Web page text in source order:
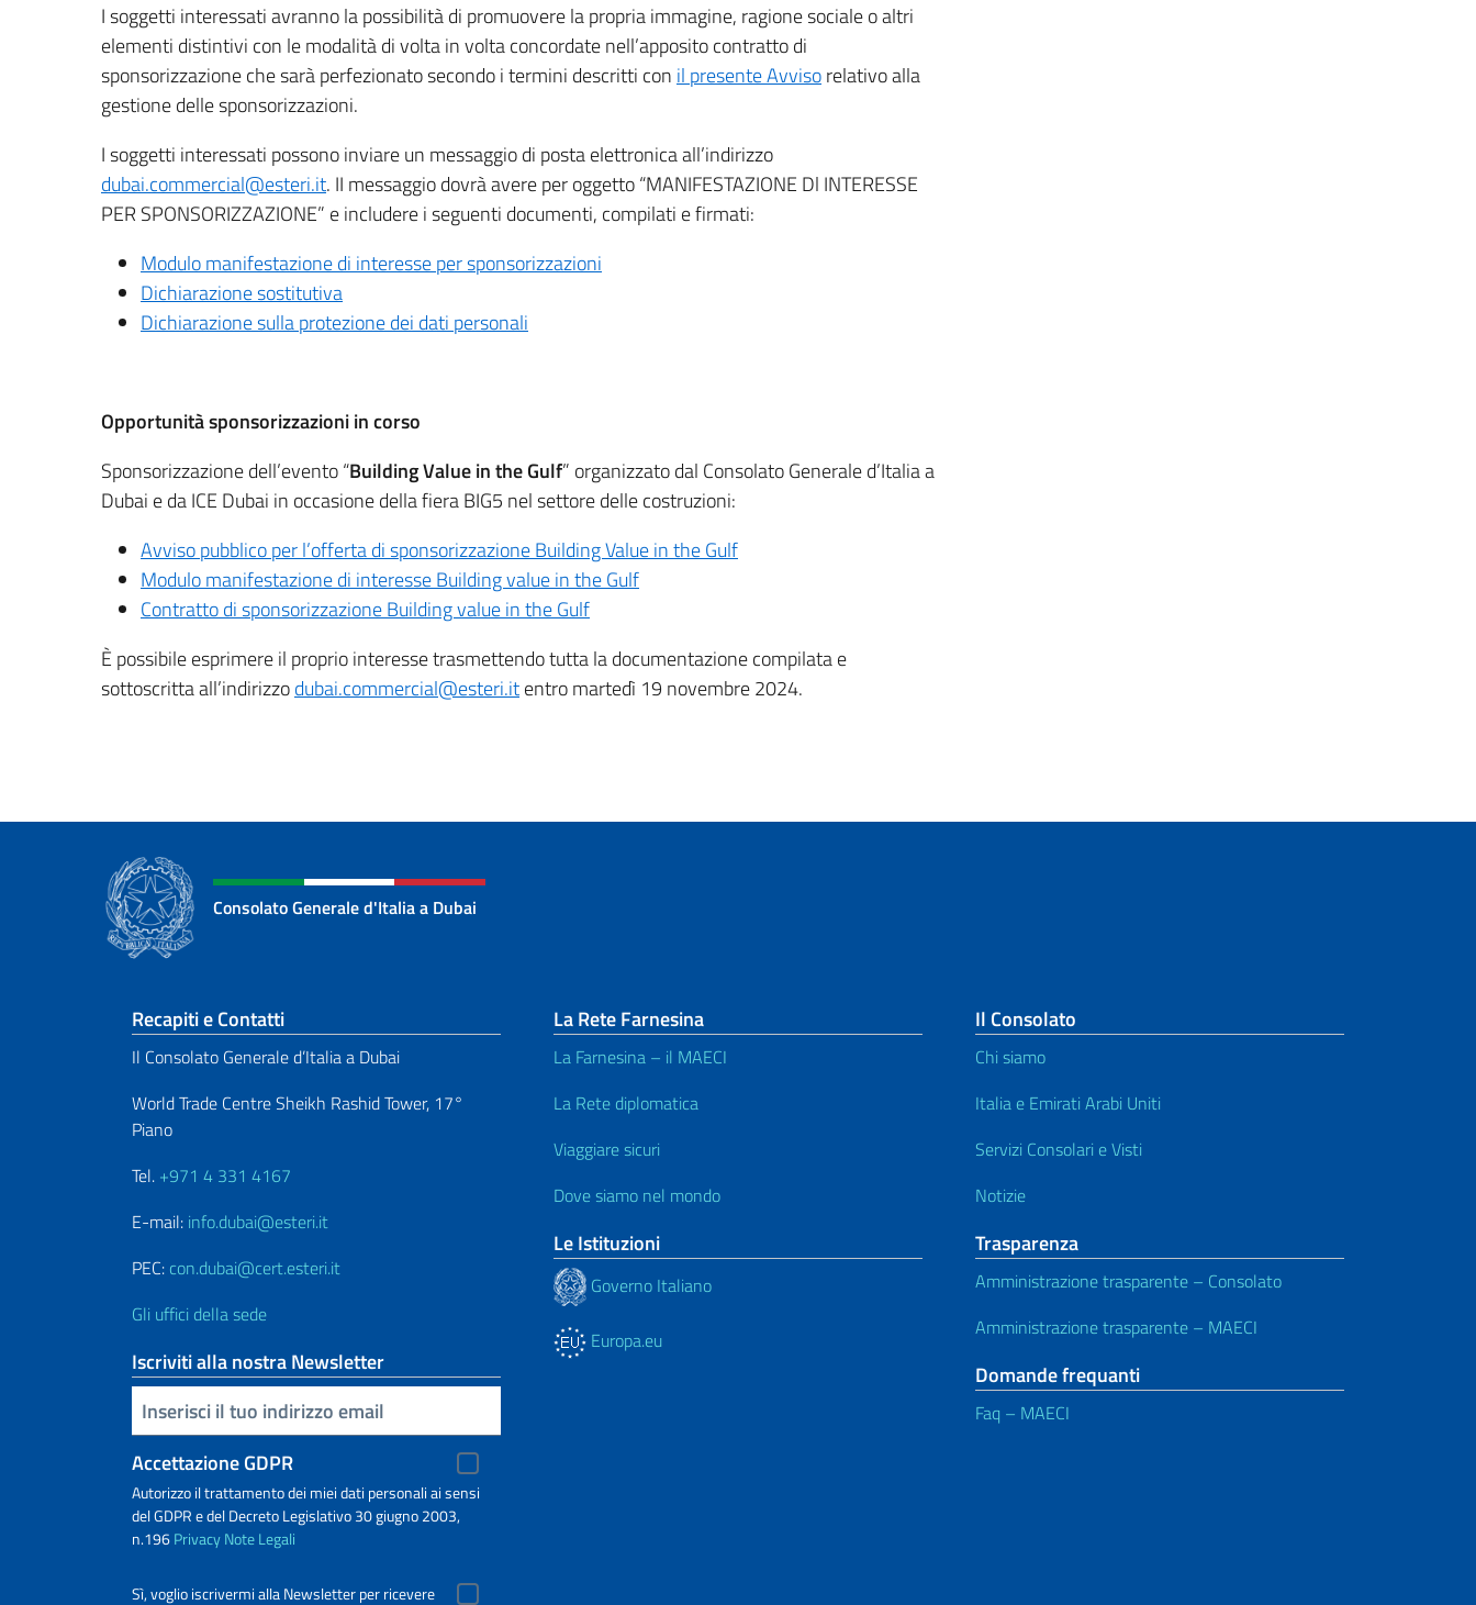
I soggetti interessati avranno la possibilità di promuovere la propria immagine, ragione sociale o altri
elementi distintivi con le modalità di volta in volta concordate nell’apposito contratto di
sponsorizzazione che sarà perfezionato secondo i termini descritti con il presente Avvisorelativo alla
gestione delle sponsorizzazioni.
I soggetti interessati possono inviare un messaggio di posta elettronica all’indirizzo
dubai.commercial@esteri.it. II messaggio dovrà avere per oggetto “MANIFESTAZIONE Dl INTERESSE
PER SPONSORIZZAZIONE” e includere i seguenti documenti, compilati e firmati:
Modulo manifestazione di interesse per sponsorizzazioni
Dichiarazione sostitutiva
Dichiarazione sulla protezione dei dati personali
Opportunità sponsorizzazioni in corso
Sponsorizzazione dell’evento “Building Value in the Gulf” organizzato dal Consolato Generale d’Italia a
Dubai e da ICE Dubai in occasione della fiera BIG5 nel settore delle costruzioni:
Avviso pubblico per l’offerta di sponsorizzazione Building Value in the Gulf
Modulo manifestazione di interesse Building value in the Gulf
Contratto di sponsorizzazione Building value in the Gulf
È possibile esprimere il proprio interesse trasmettendo tutta la documentazione compilata e
sottoscritta all’indirizzodubai.commercial@esteri.itentro martedì 19 novembre 2024.
Consolato Generale d'Italia a Dubai
Sezione footer
Recapiti e Contatti
Il Consolato Generale d’Italia a Dubai
World Trade Centre Sheikh Rashid Tower, 17°
Piano
Tel. +971 4 331 4167
E-mail: info.dubai@esteri.it
PEC: con.dubai@cert.esteri.it
Gli uffici della sede
Iscriviti alla nostra Newsletter
Inserisci la tua email
Accettazione GDPR
Autorizzo il trattamento dei miei dati personali ai sensi
del GDPR e del Decreto Legislativo 30 giugno 2003,
n.196PrivacyNote Legali
Sì, voglio iscrivermi alla Newsletter per ricevere
La Rete Farnesina
La Farnesina – il MAECI
La Rete diplomatica
Viaggiare sicuri
Dove siamo nel mondo
Le Istituzioni
Governo Italiano
Europa.eu
Il Consolato
Chi siamo
Italia e Emirati Arabi Uniti
Servizi Consolari e Visti
Notizie
Trasparenza
Amministrazione trasparente – Consolato
Amministrazione trasparente – MAECI
Domande frequanti
Faq – MAECI